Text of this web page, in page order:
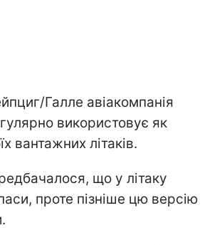
Галле авіакомпанія
використовує як
вантажних літаків.
що у літаку
проте пізніше цю версію